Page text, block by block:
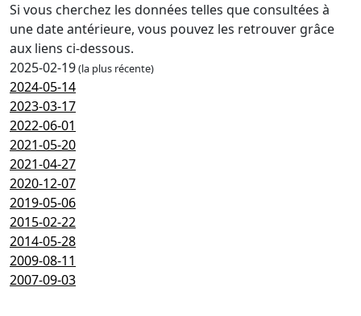
Si vous cherchez les données telles que consultées à
une date antérieure, vous pouvez les retrouver grâce
aux liens ci-dessous.
2025-02-19(la plus récente)
2024-05-14
2023-03-17
2022-06-01
2021-05-20
2021-04-27
2020-12-07
2019-05-06
2015-02-22
2014-05-28
2009-08-11
2007-09-03